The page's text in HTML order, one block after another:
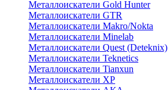
Металлоискатели Gold Hunter
Металлоискатели GTR
Металлоискатели Makro/Nokta
Металлоискатели Minelab
Металлоискатели Quest (Deteknix)
Металлоискатели Teknetics
Металлоискатели Tianxun
Металлоискатели XP